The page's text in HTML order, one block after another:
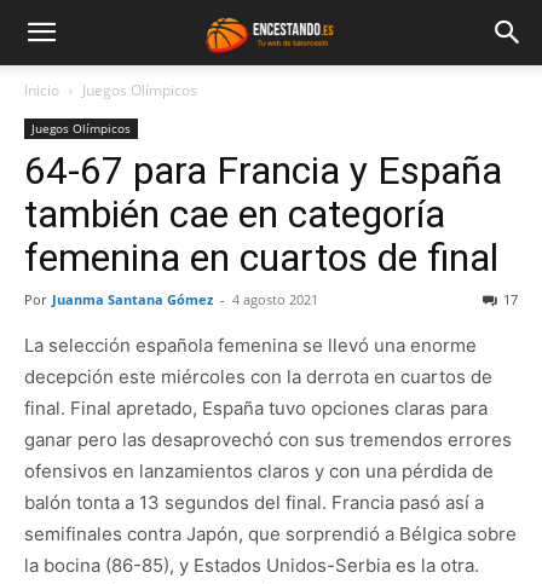
Inicio Juegos Olímpicos
Juegos Olímpicos
64-67 para Francia y España
también cae en categoría
femenina en cuartos de final
Por Juanma Santana Gómez - 4 agosto 2021 17
La selección española femenina se llevó una enorme
decepción este miércoles con la derrota en cuartos de
final. Final apretado, España tuvo opciones claras para
ganar pero las desaprovechó con sus tremendos errores
ofensivos en lanzamientos claros y con una pérdida de
balón tonta a 13 segundos del final. Francia pasó así a
semifinales contra Japón, que sorprendió a Bélgica sobre
la bocina (86-85), y Estados Unidos-Serbia es la otra.